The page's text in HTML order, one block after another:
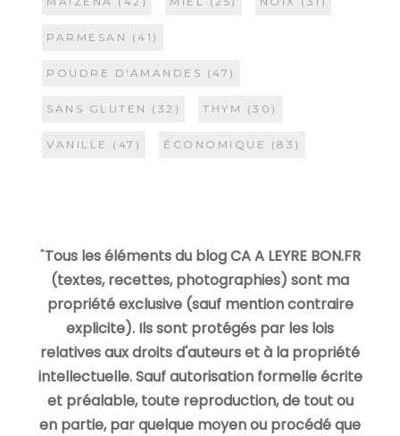
PARMESAN (41)
POUDRE D'AMANDES (47)
SANS GLUTEN (32) THYM (30)
VANILLE (47) ÉCONOMIQUE (83)
"Tous les éléments du blog CA A LEYRE BON.FR
(textes, recettes, photographies) sont ma
propriété exclusive (sauf mention contraire
explicite). Ils sont protégés par les lois
relatives aux droits d'auteurs et à la propriété
intellectuelle. Sauf autorisation formelle écrite
et préalable, toute reproduction, de tout ou
en partie, par quelque moyen ou procédé que